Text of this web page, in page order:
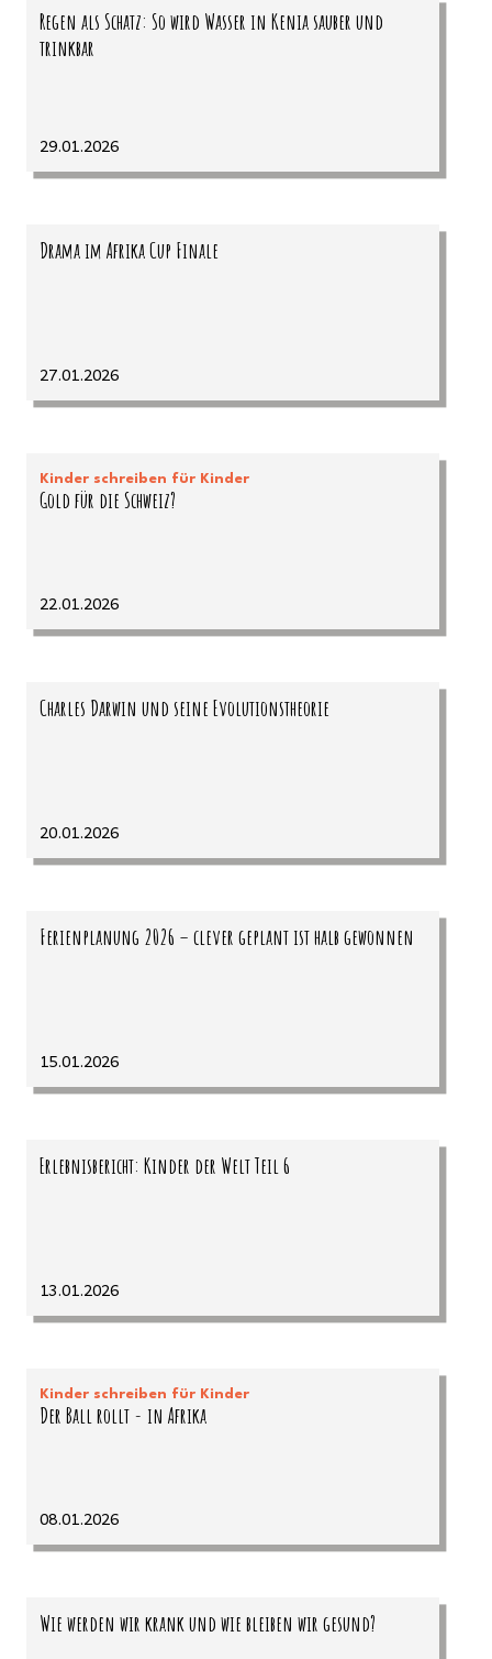
Regen als Schatz: So wird Wasser in Kenia sauber und
trinkbar
29.01.2026
Drama im Afrika Cup Finale
27.01.2026
Kinder schreiben für Kinder
Gold für die Schweiz?
22.01.2026
Charles Darwin und seine Evolutionstheorie
20.01.2026
Ferienplanung 2026 – clever geplant ist halb gewonnen
15.01.2026
Erlebnisbericht: Kinder der Welt Teil 6
13.01.2026
Kinder schreiben für Kinder
Der Ball rollt - in Afrika
08.01.2026
Wie werden wir krank und wie bleiben wir gesund?